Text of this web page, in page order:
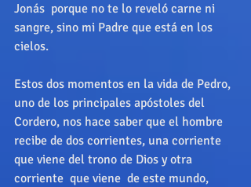
Jonás  porque no te lo reveló carne ni
sangre, sino mi Padre que está en los
cielos.
Estos dos momentos en la vida de Pedro,
uno de los principales apóstoles del
Cordero, nos hace saber que el hombre
recibe de dos corrientes, una corriente
que viene del trono de Dios y otra
corriente  que viene  de este mundo,